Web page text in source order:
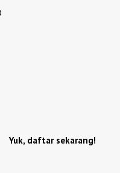
Yuk, daftar sekarang!